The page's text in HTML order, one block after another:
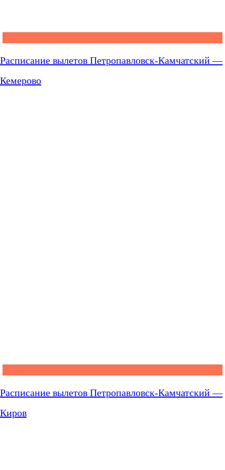
Расписание вылетов Петропавловск-Камчатский —
Кемерово
Расписание вылетов Петропавловск-Камчатский —
Киров